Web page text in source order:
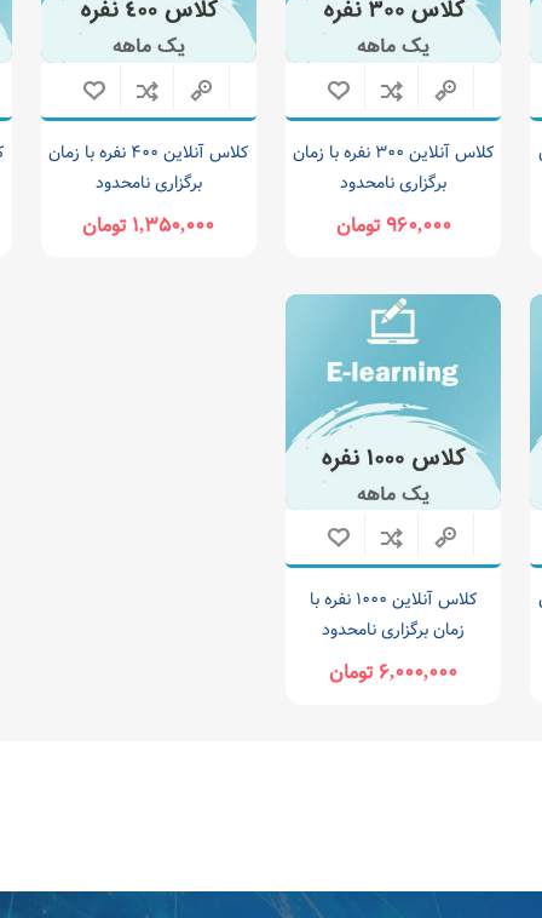
کلاس آنلاین ۳۰۰ نفره با زمان
برگزاری نامحدود
۹۶۰,۰۰۰ تومان
کلاس آنلاین ۴۰۰ نفره با زمان
برگزاری نامحدود
۱,۳۵۰,۰۰۰ تومان
کلاس آنلاین ۱۰۰۰ نفره با
زمان برگزاری نامحدود
۶,۰۰۰,۰۰۰ تومان